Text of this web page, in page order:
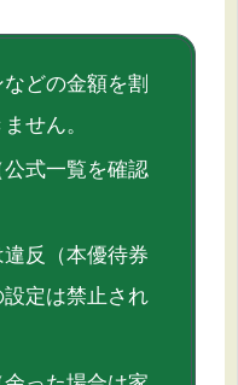
どの金額を割
せん。
式一覧を確認
反（本優待券
定は禁止され